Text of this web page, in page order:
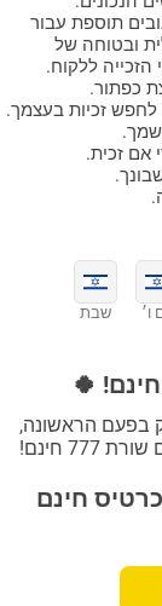
הינה 7 ש"ח. אנו גובים תוספת עבור
ובטוחה של
ללקוח.
כפתור.
לחפש זכיות בעצמך.
שמך.
אם זכית.
ו׳ שבת
🍀
בפעם הראשונה,
חינם!
חינם